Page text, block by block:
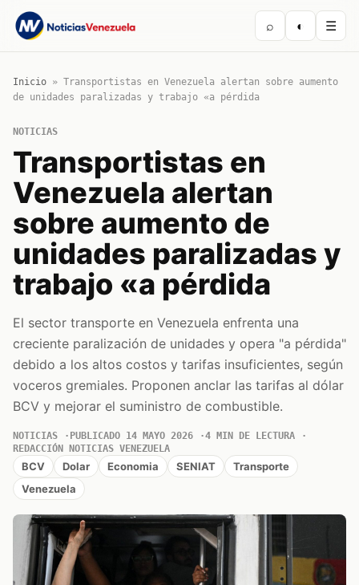
⌕ ◐ ☰
Inicio » Transportistas en Venezuela alertan sobre aumento
de unidades paralizadas y trabajo «a pérdida
NOTICIAS
Transportistas en
Venezuela alertan
sobre aumento de
unidades paralizadas y
trabajo «a pérdida
El sector transporte en Venezuela enfrenta una
creciente paralización de unidades y opera "a pérdida"
debido a los altos costos y tarifas insuficientes, según
voceros gremiales. Proponen anclar las tarifas al dólar
BCV y mejorar el suministro de combustible.
NOTICIAS PUBLICADO 14 MAYO 2026
4 MIN DE LECTURA
REDACCIÓN NOTICIAS VENEZUELA
BCV Dolar Economia SENIAT
Transporte
Venezuela